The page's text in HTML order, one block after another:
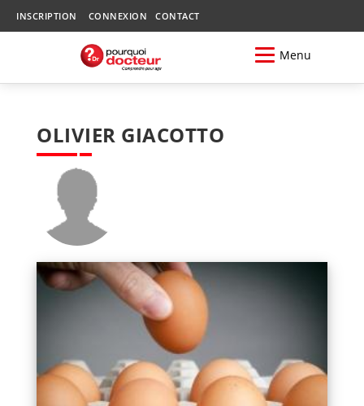
INSCRIPTION CONNEXION CONTACT
Menu
OLIVIER GIACOTTO